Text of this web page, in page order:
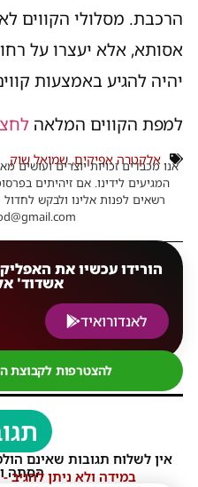
הרכבת. מסלולי הקווים
אסותא, אלא יעצרו על
יהיה להגיע באמצעות קווים 4 ,4א וקו
למפת הקווים המלאה
אלקטרה אפיקים,שמואל שוק
אנו מכבדים זכויות יוצרים ועושים
המגיעים לידינו. אם זיהיתים
רשאים לפנות אלינו ולבקש
הורידו עכשיו את
אשדוד'
לאנדורואיד
להצטרפות לקבוצת
אין לשלוח תגובות שאינם
הסתה
במידה ולא ניתן להגיב